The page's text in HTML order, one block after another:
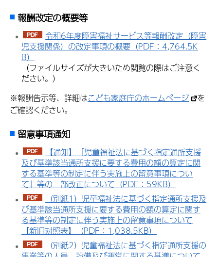
報酬改定の概要等
令和6年度障害福祉サービス等報酬改定（障害
児支援関係）の改定事項の概要（PDF：4,764.5K
B）
（ファイルサイズが大きいため閲覧の際はご注意く
ださい。）
※報酬告示等、詳細はこども家庭庁のホームページ
を
ご確認ください。
留意事項通知
【通知】「児童福祉法に基づく指定通所支援
及び基準該当通所支援に要する費用の額の算定に関
する基準等の制定に伴う実施上の留意事項につい
て」等の一部改正について（PDF：59KB）
（別紙1）児童福祉法に基づく指定通所支援及
び基準該当通所支援に要する費用の額の算定に関す
る基準等の制定に伴う実施上の留意事項について
【新旧対照表】（PDF：1,038.5KB）
（別紙2）児童福祉法に基づく指定通所支援の